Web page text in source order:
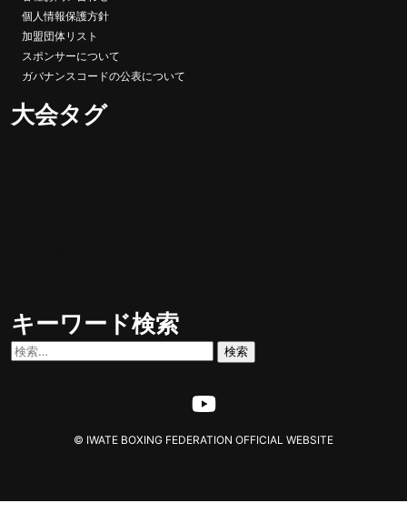
個人情報保護方針
加盟団体リスト
スポンサーについて
ガバナンスコードの公表について
大会タグ
キーワード検索
検
© IWATE BOXING FEDERATION OFFICIAL WEBSITE